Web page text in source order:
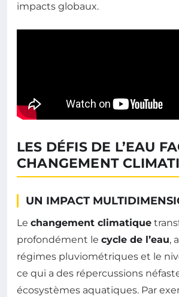
impacts globaux.
LES DÉFIS DE L’EAU
CHANGEMENT
UN IMPACT
Le changement climatique
profondément le cycle de l’eau,
régimes pluviométriques et le
ce qui a des répercussions
écosystèmes aquatiques. Par